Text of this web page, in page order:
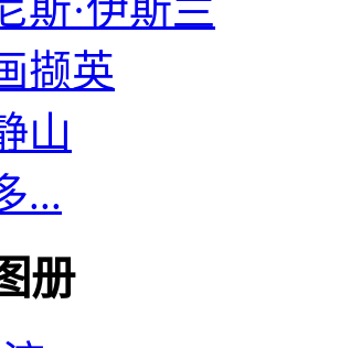
撷英
山
...
册